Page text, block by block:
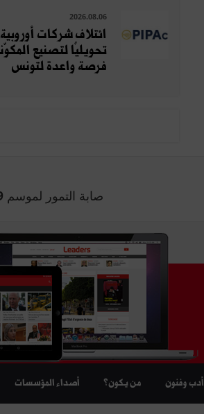
2026.08.06
ائتلاف شركات
تحويليًا لتصنيع
فرصة واعدة لتونس
صابة التمور لموسم 2019 تبلغ ...
أدب وفنون من يكون؟ أصداء المؤسسات